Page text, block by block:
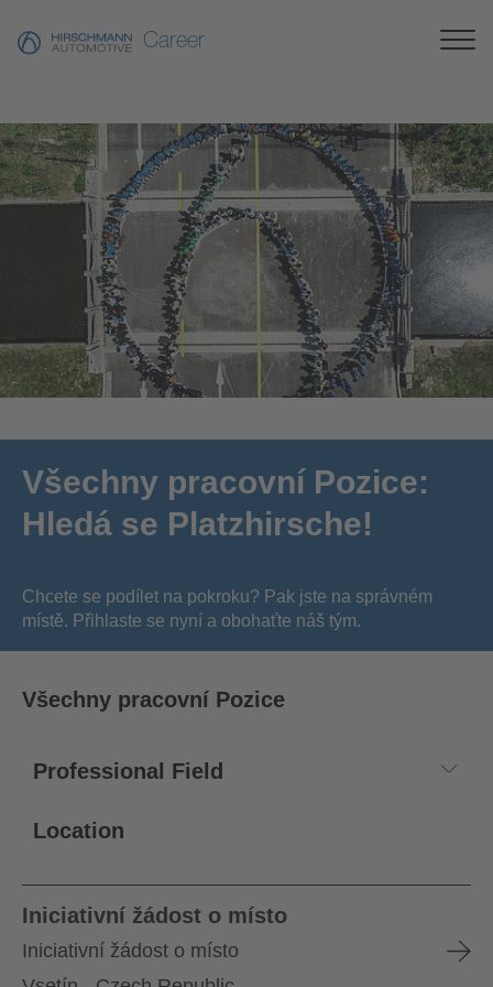
Career
Všechny pracovní Pozice:
Hledá se Platzhirsche!
Chcete se podílet na pokroku? Pak jste na správném
místě. Přihlaste se nyní a obohaťte náš tým.
Všechny pracovní Pozice
Location
Iniciativní žádost o místo
Iniciativní žádost o místo